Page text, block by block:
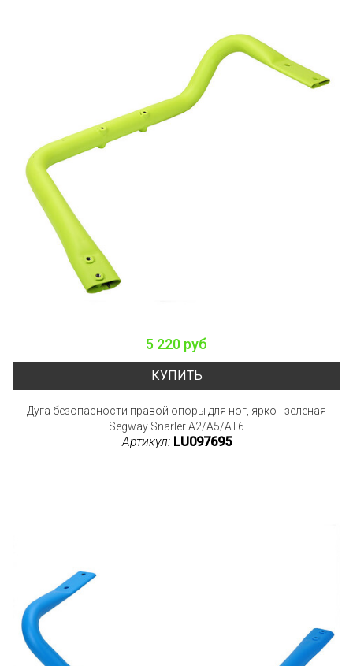
5 220 руб
КУПИТЬ
Дуга безопасности правой опоры для ног, ярко - зеленая
Segway Snarler A2/A5/AT6
Артикул: LU097695